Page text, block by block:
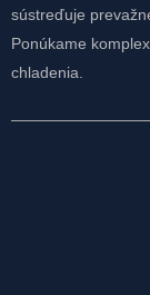
sústreďuje
Ponúkame
chladenia.